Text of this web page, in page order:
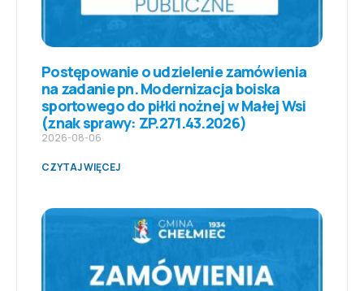
Postępowanie o udzielenie zamówienia
na zadanie pn. Modernizacja boiska
sportowego do piłki nożnej w Małej Wsi
(znak sprawy: ZP.271.43.2026)
2026-08-06
CZYTAJ WIĘCEJ